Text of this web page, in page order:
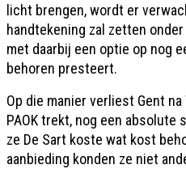
licht brengen, wordt er
handtekening zal zetten
met daarbij een optie op nog
behoren presteert.
Op die manier verliest Gent
PAOK trekt, nog een absolute
ze De Sart koste wat kost
aanbieding konden ze niet